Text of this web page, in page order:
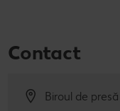
Contact
Biroul de presă